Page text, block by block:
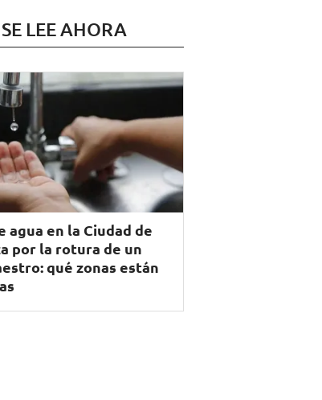
LEE AHORA
agua en la Ciudad de
por la rotura de un
qué zonas están